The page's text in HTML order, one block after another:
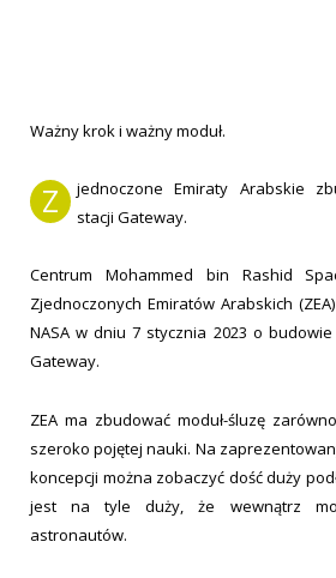
Ważny krok i ważny moduł.
Z
jednoczone Emiraty Arabskie
stacji Gateway.
Centrum Mohammed bin Rashid
Zjednoczonych Emiratów Arabskich
NASA w dniu 7 stycznia 2023 o
Gateway.
ZEA ma zbudować moduł-śluzę
szeroko pojętej nauki. Na
koncepcji można zobaczyć dość duży
jest na tyle duży, że wewnątrz
astronautów.